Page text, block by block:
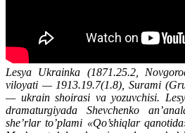
Lesya Ukrainka (1871.25.2,
viloyati — 1913.19.7(1.8), Surami
— ukrain shoirasi va yozuvchisi.
dramaturgiyada Shevchenko
she’rlar to’plami «Qo’shiqlar